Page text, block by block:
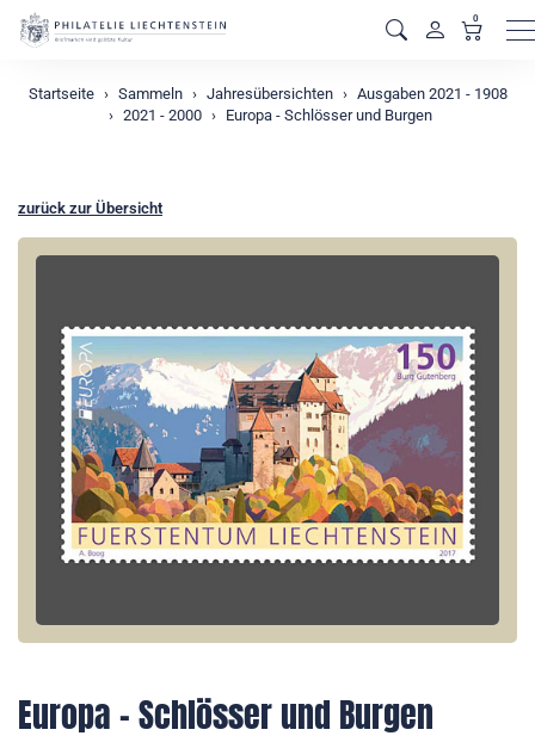
0
Startseite Sammeln Jahresübersichten
Ausgaben 2021 - 1908
2021 - 2000
Europa - Schlösser und Burgen
zurück zur Übersicht
Europa - Schlösser und Burgen